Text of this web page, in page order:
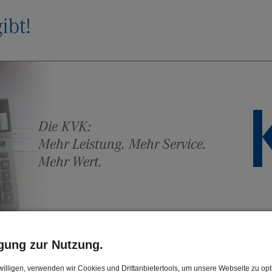
Die KVK:
Mehr Leistung. Mehr Service.
Mehr Wert.
Dienstherren
zur Nutzung.
verwenden wir Cookies und Drittanbietertools, um unsere Webseite zu